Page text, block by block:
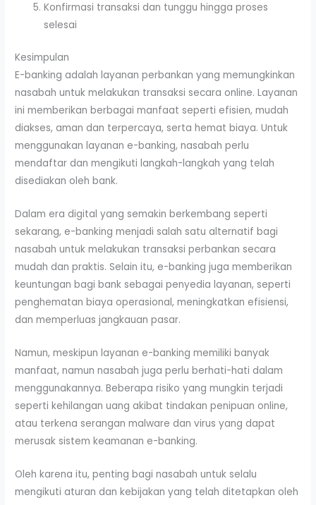
Konfirmasi transaksi dan tunggu hingga proses
selesai
Kesimpulan
E-banking adalah layanan perbankan yang memungkinkan
nasabah untuk melakukan transaksi secara online. Layanan
ini memberikan berbagai manfaat seperti efisien, mudah
diakses, aman dan terpercaya, serta hemat biaya. Untuk
menggunakan layanan e-banking, nasabah perlu
mendaftar dan mengikuti langkah-langkah yang telah
disediakan oleh bank.
Dalam era digital yang semakin berkembang seperti
sekarang, e-banking menjadi salah satu alternatif bagi
nasabah untuk melakukan transaksi perbankan secara
mudah dan praktis. Selain itu, e-banking juga memberikan
keuntungan bagi bank sebagai penyedia layanan, seperti
penghematan biaya operasional, meningkatkan efisiensi,
dan memperluas jangkauan pasar.
Namun, meskipun layanan e-banking memiliki banyak
manfaat, namun nasabah juga perlu berhati-hati dalam
menggunakannya. Beberapa risiko yang mungkin terjadi
seperti kehilangan uang akibat tindakan penipuan online,
atau terkena serangan malware dan virus yang dapat
merusak sistem keamanan e-banking.
Oleh karena itu, penting bagi nasabah untuk selalu
mengikuti aturan dan kebijakan yang telah ditetapkan oleh